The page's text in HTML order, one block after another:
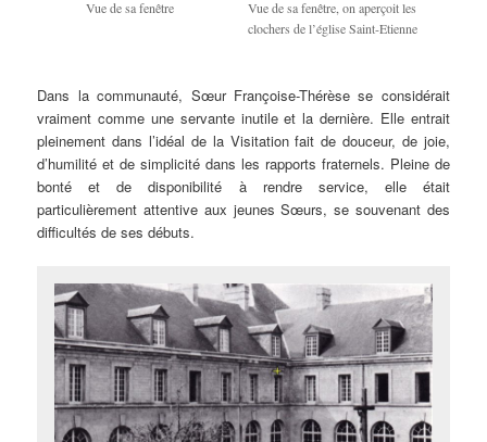
Vue de sa fenêtre
Vue de sa fenêtre, on aperçoit les
clochers de l’église Saint-Etienne
Dans la communauté, Sœur Françoise-Thérèse se considérait
vraiment comme une servante inutile et la dernière. Elle entrait
pleinement dans l’idéal de la Visitation fait de douceur, de joie,
d’humilité et de simplicité dans les rapports fraternels. Pleine de
bonté et de disponibilité à rendre service, elle était
particulièrement attentive aux jeunes Sœurs, se souvenant des
difficultés de ses débuts.